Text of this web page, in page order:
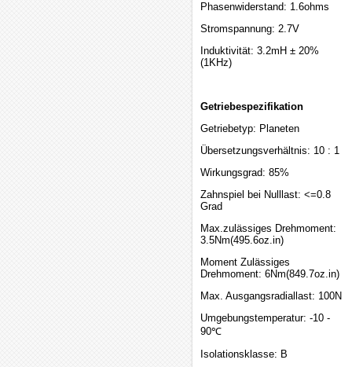
Phasenwiderstand: 1.6ohms
Stromspannung: 2.7V
Induktivität: 3.2mH ± 20%
(1KHz)
Getriebespezifikation
Getriebetyp: Planeten
Übersetzungsverhältnis: 10 : 1
Wirkungsgrad: 85%
Zahnspiel bei Nulllast: <=0.8
Grad
Max.zulässiges Drehmoment:
3.5Nm(495.6oz.in)
Moment Zulässiges
Drehmoment: 6Nm(849.7oz.in)
Max. Ausgangsradiallast: 100N
Umgebungstemperatur: -10 -
90℃
Isolationsklasse: B